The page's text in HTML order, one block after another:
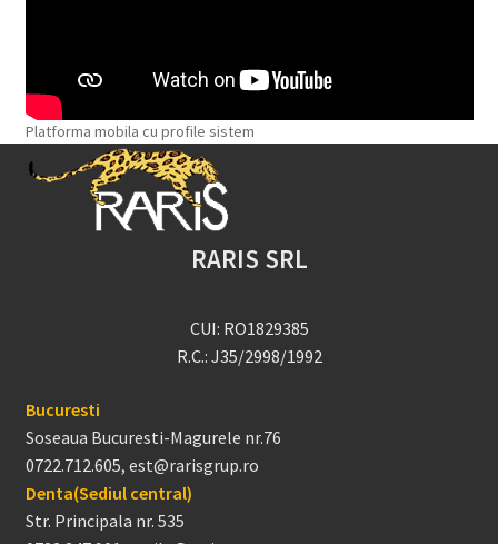
Platforma mobila cu profile sistem
RARIS SRL
CUI: RO1829385
R.C.: J35/2998/1992
Bucuresti
Soseaua Bucuresti-Magurele nr.76
0722.712.605, est@rarisgrup.ro
Denta(Sediul central)
Str. Principala nr. 535